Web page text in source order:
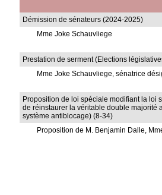
Démission de sénateurs (2024-2025)
Mme Joke Schauvliege
Prestation de serment (Elections
Mme Joke Schauvliege, sénatrice
Proposition de loi spéciale modifiant la loi
de réinstaurer la véritable double majorité
système antiblocage) (8-34)
Proposition de M. Benjamin Dalle,